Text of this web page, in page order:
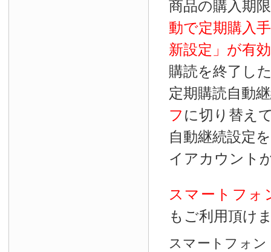
商品の購入期
動で定期購入
新設定」が有効
購読を終了し
定期購読自動
フ に切り替え
自動継続設定
イアカウント
スマートフォ
もご利用頂け
スマートフォ